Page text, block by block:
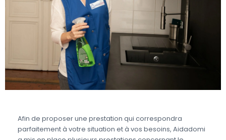
Afin de proposer une prestation qui correspondra
parfaitement à votre situation et à vos besoins, Aidadomi